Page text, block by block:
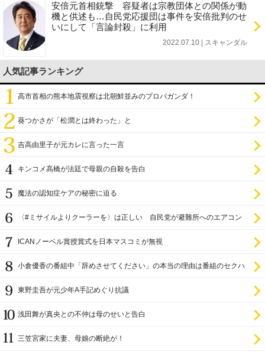
安倍元首相銃撃 容疑者は宗教団体との関係が動
機と供述も…自民党応援団は事件を安倍批判のせ
いにして「言論封殺」に利用
2022.07.10 | スキャンダル
人気記事ランキング
高市首相の熊本地震視察は北朝鮮並みのプロパガンダ！
葵つかさが「松潤とは終わった」と
吉高由里子が元カレに言った一言
キンコメ高橋が法廷で母親の自殺を告白
魔法の認知症ケアの秘密に迫る
〈#ミサイルよりクーラーを〉は正しい 自民党が避難所へのエアコン
ICANノーベル賞授賞式を日本マスコミが無視
小倉優香の番組中「辞めさせてください」の本当の理由は番組のセクハ
東野圭吾が元少年A手記めぐり抗議
浅田舞が真央との不仲は母のせいと告白
三笠宮家に夫妻、母娘の断絶が！